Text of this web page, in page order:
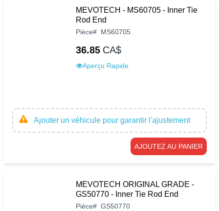
MEVOTECH - MS60705 - Inner Tie
Rod End
Pièce# MS60705
36.85 CA$
Aperçu Rapide
Ajouter un véhicule pour garantir l'ajustement
AJOUTEZ AU PANIER
MEVOTECH ORIGINAL GRADE -
GS50770 - Inner Tie Rod End
Pièce# GS50770